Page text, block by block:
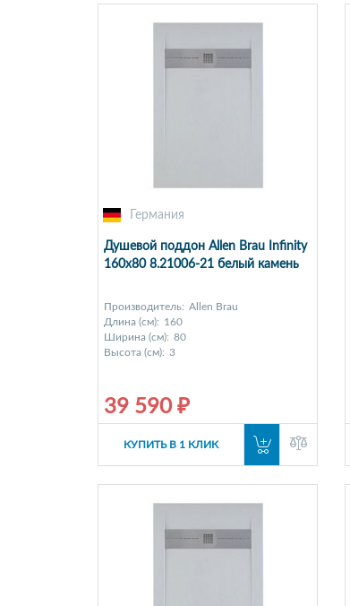
Германия
Душевой поддон Allen Brau Infinity
160x80 8.21006-21 белый камень
Производитель: Allen Brau
Длина (см): 160
Ширина (см): 80
Высота (см): 3
39 590 ₽
КУПИТЬ В 1 КЛИК